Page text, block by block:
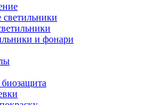
и фонари